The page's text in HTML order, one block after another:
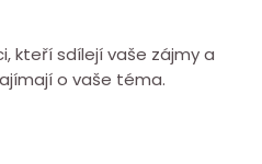
kteří sdílejí vaše zájmy a
o vaše téma.